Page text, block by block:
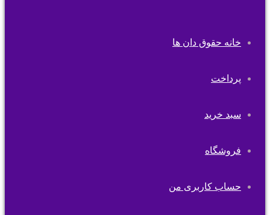
خانه حقوق دان ها
پرداخت
سبد خرید
فروشگاه
حساب کاربری من